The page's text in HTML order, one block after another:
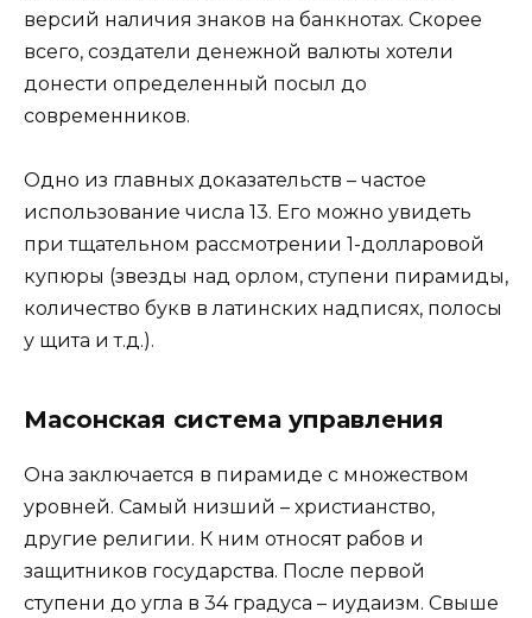
версий наличия знаков на банкнотах. Скорее
всего, создатели денежной валюты хотели
донести определенный посыл до
современников.
Одно из главных доказательств – частое
использование числа 13. Его можно увидеть
при тщательном рассмотрении 1-долларовой
купюры (звезды над орлом, ступени пирамиды,
количество букв в латинских надписях, полосы
у щита и т.д.).
Масонская система управления
Она заключается в пирамиде с множеством
уровней. Самый низший – христианство,
другие религии. К ним относят рабов и
защитников государства. После первой
ступени до угла в 34 градуса – иудаизм. Свыше